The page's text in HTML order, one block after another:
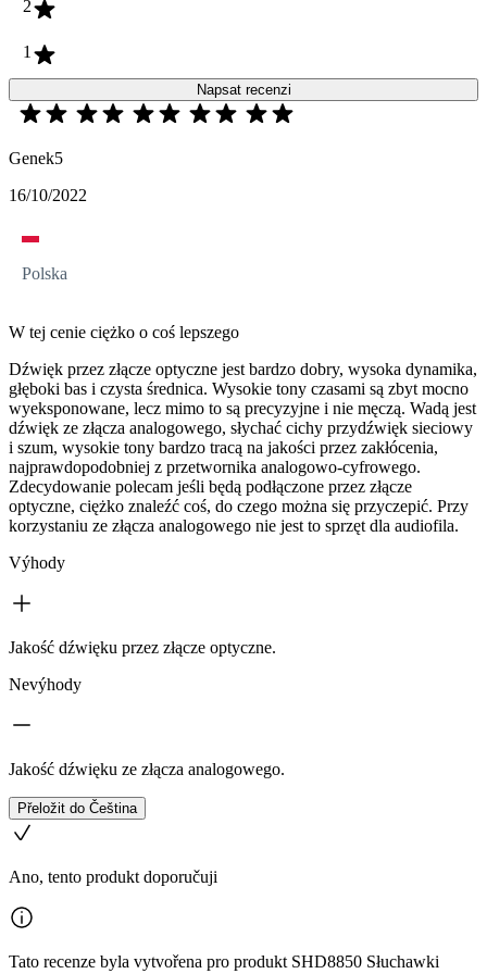
2
1
Napsat recenzi
Genek5
16/10/2022
Polska
W tej cenie ciężko o coś lepszego
Dźwięk przez złącze optyczne jest bardzo dobry, wysoka dynamika,
głęboki bas i czysta średnica. Wysokie tony czasami są zbyt mocno
wyeksponowane, lecz mimo to są precyzyjne i nie męczą. Wadą jest
dźwięk ze złącza analogowego, słychać cichy przydźwięk sieciowy
i szum, wysokie tony bardzo tracą na jakości przez zakłócenia,
najprawdopodobniej z przetwornika analogowo-cyfrowego.
Zdecydowanie polecam jeśli będą podłączone przez złącze
optyczne, ciężko znaleźć coś, do czego można się przyczepić. Przy
korzystaniu ze złącza analogowego nie jest to sprzęt dla audiofila.
Výhody
Jakość dźwięku przez złącze optyczne.
Nevýhody
Jakość dźwięku ze złącza analogowego.
Přeložit do Čeština
Ano, tento produkt doporučuji
Tato recenze byla vytvořena pro produkt SHD8850 Słuchawki